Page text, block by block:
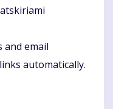
and email
automatically.